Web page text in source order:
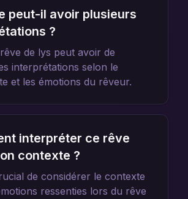
peut-il avoir plusieurs
?
de lys peut avoir de
interprétations selon le
et les émotions du rêveur.
interpréter ce rêve
contexte ?
de considérer le contexte
ressenties lors du rêve